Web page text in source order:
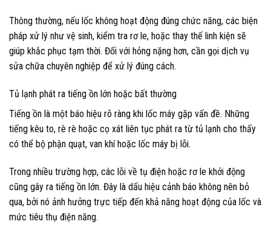
Thông thường, nếu lốc không hoạt động đúng chức năng, các biện
pháp xử lý như vệ sinh, kiểm tra rơ le, hoặc thay thế linh kiện sẽ
giúp khắc phục tạm thời. Đối với hỏng nặng hơn, cần gọi dịch vụ
sửa chữa chuyên nghiệp để xử lý đúng cách.
Tủ lạnh phát ra tiếng ồn lớn hoặc bất thường
Tiếng ồn là một báo hiệu rõ ràng khi lốc máy gặp vấn đề. Những
tiếng kêu to, rè rè hoặc cọ xát liên tục phát ra từ tủ lạnh cho thấy
có thể bộ phận quạt, van khí hoặc lốc máy bị lỗi.
Trong nhiều trường hợp, các lỗi về tụ điện hoặc rơ le khởi động
cũng gây ra tiếng ồn lớn. Đây là dấu hiệu cảnh báo không nên bỏ
qua, bởi nó ảnh hưởng trực tiếp đến khả năng hoạt động của lốc và
mức tiêu thụ điện năng.